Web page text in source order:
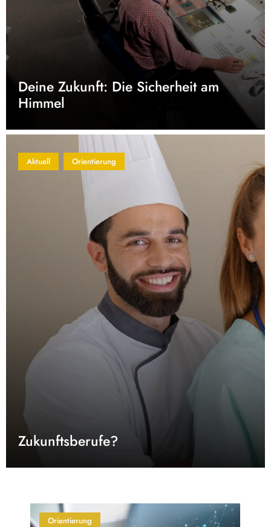
Deine Zukunft: Die Sicherheit am
Himmel
Aktuell Orientierung
Zukunftsberufe?
Orientierung